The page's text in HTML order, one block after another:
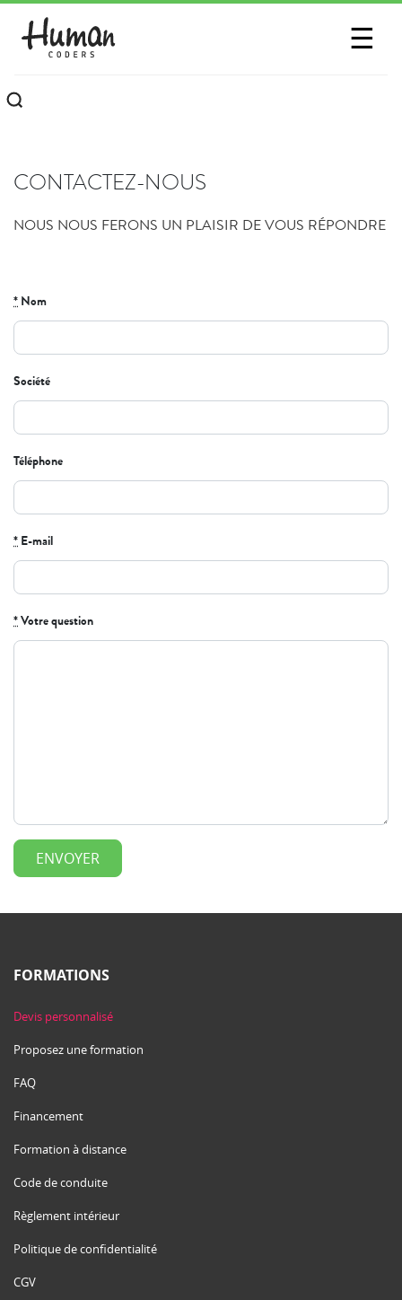
☰
CONTACTEZ-NOUS
NOUS NOUS FERONS UN PLAISIR DE VOUS RÉPONDRE
*Nom
Société
Téléphone
*E-mail
*Votre question
FORMATIONS
Devis personnalisé
Proposez une formation
FAQ
Financement
Formation à distance
Code de conduite
Règlement intérieur
Politique de confidentialité
CGV